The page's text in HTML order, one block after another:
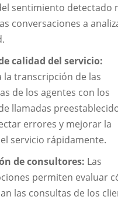
sentimiento detectado
conversaciones a
calidad del servicio:
la transcripción de las
de los agentes con los
llamadas
errores y mejorar la
servicio rápidamente.
de consultores: Las
permiten evaluar
las consultas de los